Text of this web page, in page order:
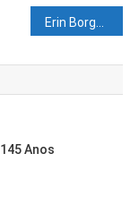
Erin Borges encerra temporada do musical “O Garoto Honesto”
Anos